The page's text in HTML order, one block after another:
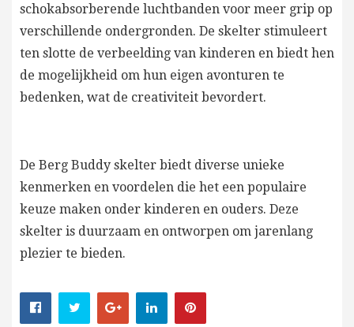
schokabsorberende luchtbanden voor meer grip op
verschillende ondergronden. De skelter stimuleert
ten slotte de verbeelding van kinderen en biedt hen
de mogelijkheid om hun eigen avonturen te
bedenken, wat de creativiteit bevordert.
De Berg Buddy skelter biedt diverse unieke
kenmerken en voordelen die het een populaire
keuze maken onder kinderen en ouders. Deze
skelter is duurzaam en ontworpen om jarenlang
plezier te bieden.